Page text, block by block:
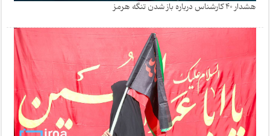
هشدار 40 کارشناس درباره باز شدن تنگه هرمز